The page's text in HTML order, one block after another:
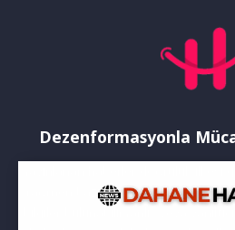
Dezenformasyonla
Yayınlanan haberler doğruluk ilkesi
rağmen bazı içeriklerde eksik,
bilgiler bulunabilir.Yanlış veya